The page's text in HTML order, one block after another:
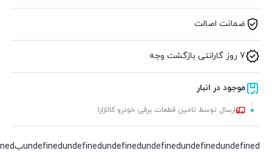
ضمانت اصالت
7 روز گارانتی بازگشت وجه
موجود در انبار
ارسال توسط تامین قطعات برقی خودرو کالازارا
undefinedundefinedundefinedundefinedundefined